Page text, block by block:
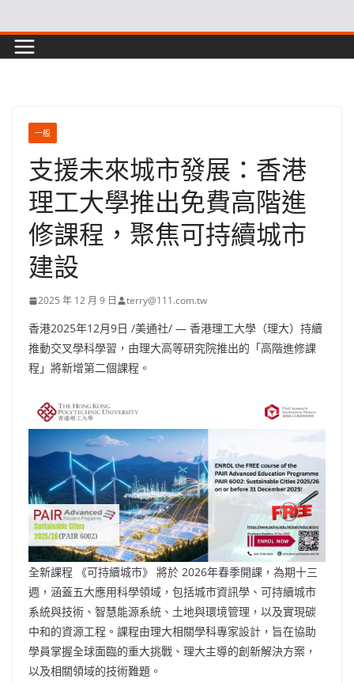
to
content
一般
支援未來城市發展：香港
理工大學推出免費高階進
修課程，聚焦可持續城市
建設
2025 年 12 月 9 日 terry@111.com.tw
香港2025年12月9日 /美通社/ — 香港理工大學（理大）持續
推動交叉學科學習，由理大高等研究院推出的「高階進修課
程」將新增第二個課程。
全新課程 《可持續城市》 將於 2026年春季開課，為期十三
週，涵蓋五大應用科學領域，包括城市資訊學、可持續城市
系統與技術、智慧能源系統、土地與環境管理，以及實現碳
中和的資源工程。課程由理大相關學科專家設計，旨在協助
學員掌握全球面臨的重大挑戰、理大主導的創新解決方案，
以及相關領域的技術難題。